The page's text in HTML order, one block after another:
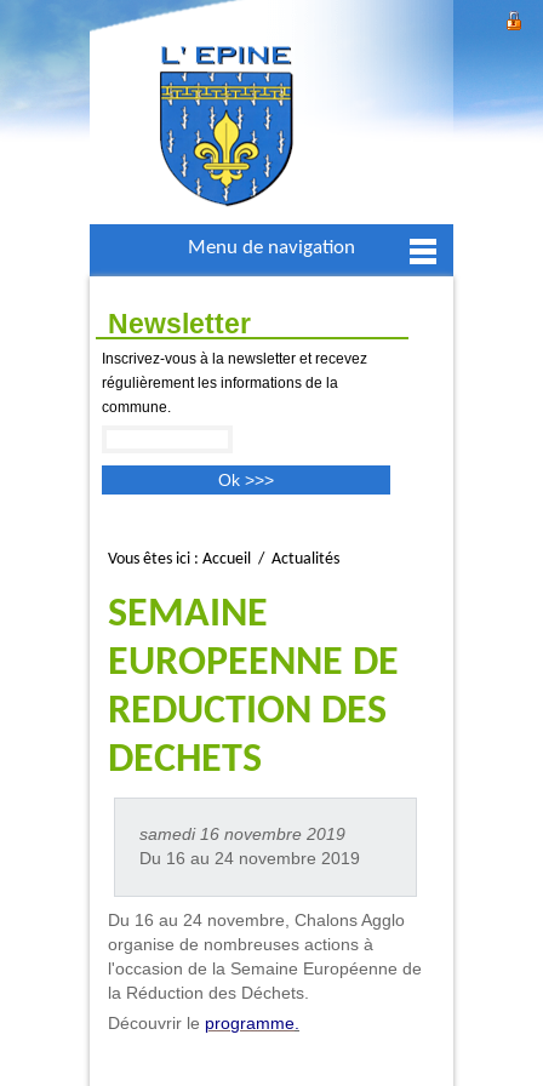
Menu de navigation
Newsletter
Inscrivez-vous à la newsletter et recevez
régulièrement les informations de la
commune.
Vous êtes ici : Accueil / Actualités
SEMAINE
EUROPEENNE DE
REDUCTION DES
DECHETS
samedi 16 novembre 2019
Du 16 au 24 novembre 2019
Du 16 au 24 novembre, Chalons Agglo
organise de nombreuses actions à
l'occasion de la Semaine Européenne de
la Réduction des Déchets.
Découvrir le programme